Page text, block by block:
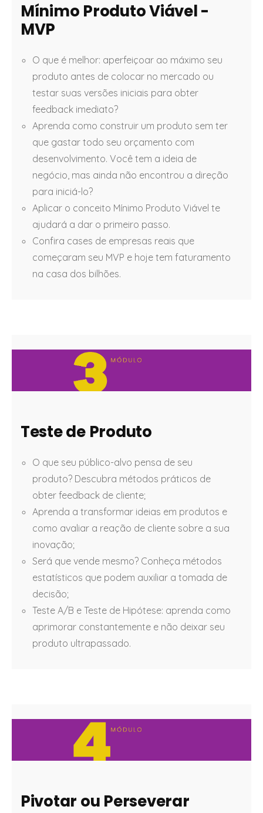
Mínimo Produto Viável -
MVP
O que é melhor: aperfeiçoar ao máximo seu
produto antes de colocar no mercado ou
testar suas versões iniciais para obter
feedback imediato?
Aprenda como construir um produto sem ter
que gastar todo seu orçamento com
desenvolvimento. Você tem a ideia de
negócio, mas ainda não encontrou a direção
para iniciá-lo?
Aplicar o conceito Mínimo Produto Viável te
ajudará a dar o primeiro passo.
Confira cases de empresas reais que
começaram seu MVP e hoje tem faturamento
na casa dos bilhões.
Teste de Produto
O que seu público-alvo pensa de seu
produto? Descubra métodos práticos de
obter feedback de cliente;
Aprenda a transformar ideias em produtos e
como avaliar a reação de cliente sobre a sua
inovação;
Será que vende mesmo? Conheça métodos
estatísticos que podem auxiliar a tomada de
decisão;
Teste A/B e Teste de Hipótese: aprenda como
aprimorar constantemente e não deixar seu
produto ultrapassado.
Pivotar ou Perseverar